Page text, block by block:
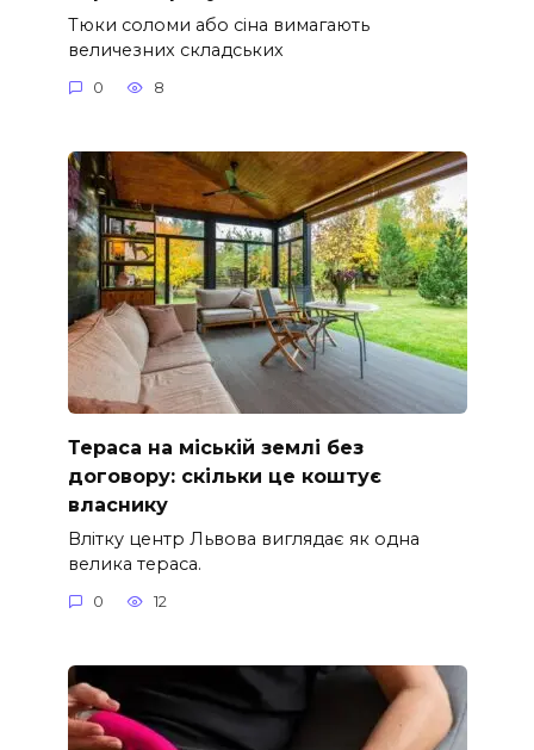
Тюки соломи або сіна вимагають
величезних складських
0 8
Тераса на міській землі без
договору: скільки це коштує
власнику
Влітку центр Львова виглядає як одна
велика тераса.
0 12